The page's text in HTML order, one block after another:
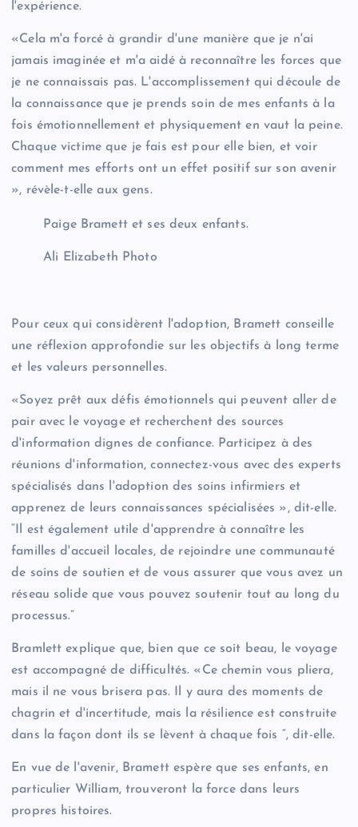
l'expérience.
«Cela m'a forcé à grandir d'une manière que je n'ai
jamais imaginée et m'a aidé à reconnaître les forces que
je ne connaissais pas. L'accomplissement qui découle de
la connaissance que je prends soin de mes enfants à la
fois émotionnellement et physiquement en vaut la peine.
Chaque victime que je fais est pour elle bien, et voir
comment mes efforts ont un effet positif sur son avenir
», révèle-t-elle aux gens.
Paige Bramett et ses deux enfants.
Ali Elizabeth Photo
Pour ceux qui considèrent l'adoption, Bramett conseille
une réflexion approfondie sur les objectifs à long terme
et les valeurs personnelles.
«Soyez prêt aux défis émotionnels qui peuvent aller de
pair avec le voyage et recherchent des sources
d'information dignes de confiance. Participez à des
réunions d'information, connectez-vous avec des experts
spécialisés dans l'adoption des soins infirmiers et
apprenez de leurs connaissances spécialisées », dit-elle.
“Il est également utile d'apprendre à connaître les
familles d'accueil locales, de rejoindre une communauté
de soins de soutien et de vous assurer que vous avez un
réseau solide que vous pouvez soutenir tout au long du
processus.”
Bramlett explique que, bien que ce soit beau, le voyage
est accompagné de difficultés. «Ce chemin vous pliera,
mais il ne vous brisera pas. Il y aura des moments de
chagrin et d'incertitude, mais la résilience est construite
dans la façon dont ils se lèvent à chaque fois “, dit-elle.
En vue de l'avenir, Bramett espère que ses enfants, en
particulier William, trouveront la force dans leurs
propres histoires.